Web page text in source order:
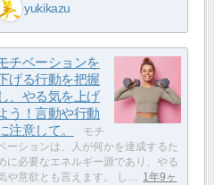
yukikazu
チベーションを
げる行動を把握
し、やる気を上げ
う！言動や行動
注意して。
モチ
ーションは、人が何かを達成するた
に必要なエネルギー源であり、やる
や意欲とも言えます。 し… 1年9ヶ